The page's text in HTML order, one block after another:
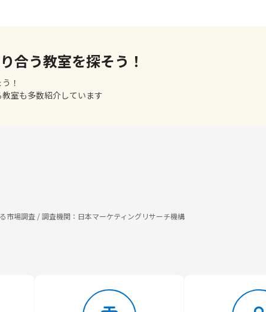
合う教室を探そう！
！
室も多数紹介しています
場調査 / 調査機関：日本マーケティングリサーチ機構